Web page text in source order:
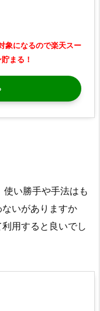
象になるので楽天スー
まる！
い勝手や手法はも
いがありますか
用すると良いでし